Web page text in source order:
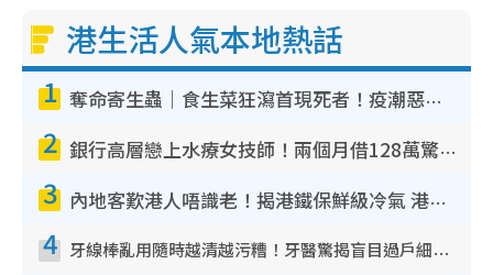
港生活人氣本地熱話
1 奪命寄生蟲｜食生菜狂瀉首現死者！疫潮惡化錄1.8萬宗病例 揭洗菜3大謬誤
2 銀行高層戀上水療女技師！兩個月借128萬驚覺「沉船」沉落火海 揭背後疑似邪教操控賣淫
3 內地客歎港人唔識老！揭港鐵保鮮級冷氣 港人求放過：咪投訴
4 牙線棒亂用隨時越清越污糟！牙醫驚揭盲目過戶細菌恐致蛀牙：呢種先係日常真保養